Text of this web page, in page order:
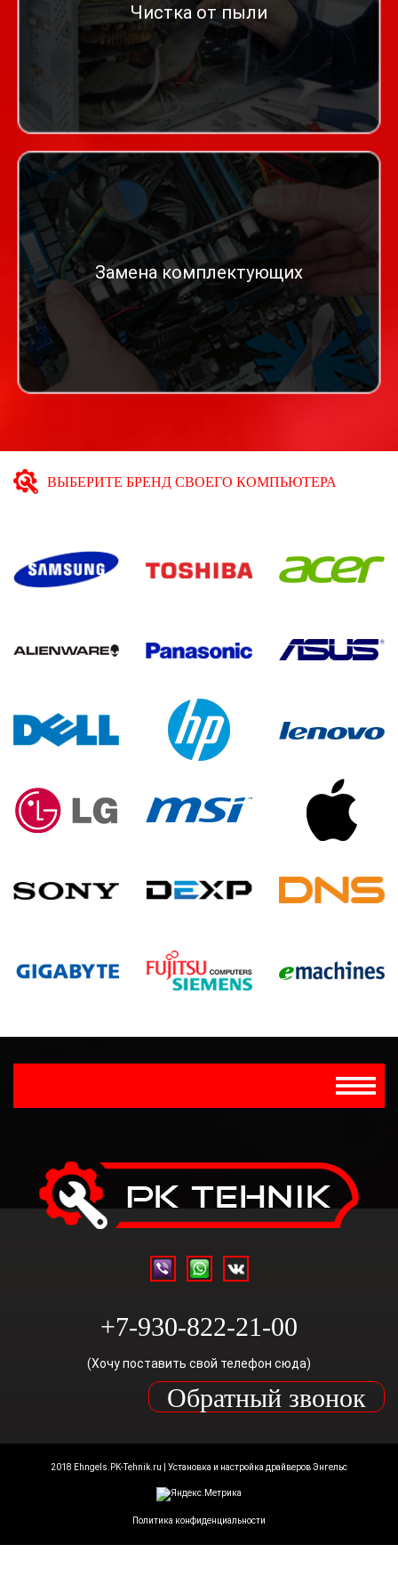
Чистка от пыли
Замена комплектующих
ВЫБЕРИТЕ БРЕНД СВОЕГО КОМПЬЮТЕРА
+7-930-822-21-00
(Хочу поставить свой телефон сюда)
Обратный звонок
2018 Ehngels.PK-Tehnik.ru | Установка и настройка драйверов Энгельс
Политика конфиденциальности